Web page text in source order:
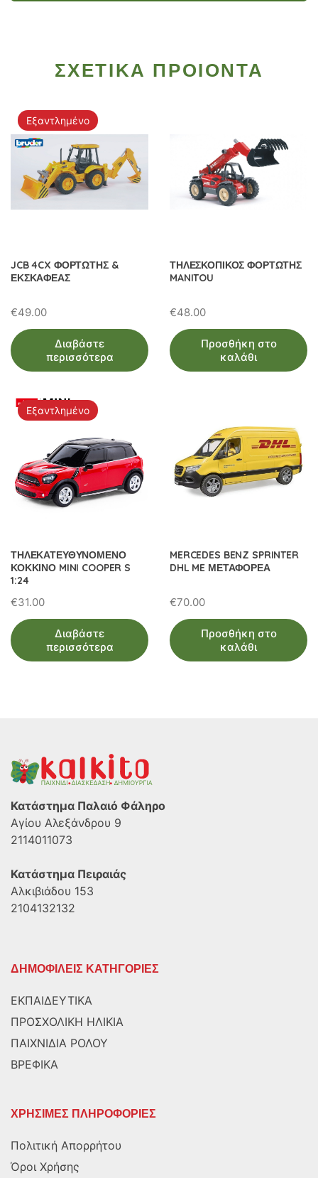
ΣΧΕΤΙΚΑ ΠΡΟΙΟΝΤΑ
Εξαντλημένο
JCB 4CX ΦΟΡΤΩΤΗΣ &
ΕΚΣΚΑΦΕΑΣ
€49.00
Διαβάστε
περισσότερα
ΤΗΛΕΣΚΟΠΙΚΟΣ ΦΟΡΤΩΤΗΣ
MANITOU
€48.00
Προσθήκη στο
καλάθι
Εξαντλημένο
ΤΗΛΕΚΑΤΕΥΘΥΝΟΜΕΝΟ
ΚΟΚΚΙΝΟ MINI COOPER S
1:24
€31.00
Διαβάστε
περισσότερα
MERCEDES BENZ SPRINTER
DHL ME ΜΕΤΑΦΟΡΕΑ
€70.00
Προσθήκη στο
καλάθι
Κατάστημα Παλαιό Φάληρο
Αγίου Αλεξάνδρου 9
2114011073
Κατάστημα Πειραιάς
Αλκιβιάδου 153
2104132132
ΔΗΜΟΦΙΛΕΙΣ ΚΑΤΗΓΟΡΙΕΣ
ΕΚΠΑΙΔΕΥΤΙΚΑ
ΠΡΟΣΧΟΛΙΚΗ ΗΛΙΚΙΑ
ΠΑΙΧΝΙΔΙΑ ΡΟΛΟΥ
ΒΡΕΦΙΚΑ
ΧΡΗΣΙΜΕΣ ΠΛΗΡΟΦΟΡΙΕΣ
Πολιτική Απορρήτου
Όροι Χρήσης